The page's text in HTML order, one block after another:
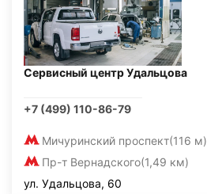
Сервисный центр Удальцова
+7 (499) 110-86-79
Мичуринский проспект(116 м)
Пр-т Вернадского(1,49 км)
ул. Удальцова, 60